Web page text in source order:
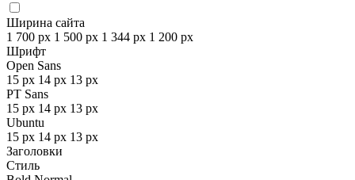
Ширина сайта
1 700 px 1 500 px 1 344 px 1 200 px
Шрифт
Open Sans
15 px 14 px 13 px
PT Sans
15 px 14 px 13 px
Ubuntu
15 px 14 px 13 px
Заголовки
Стиль